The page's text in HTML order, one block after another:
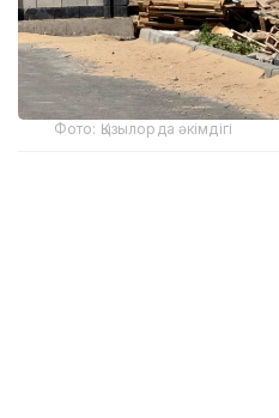
Фото: Қызылорда әкімдігі